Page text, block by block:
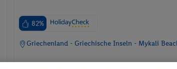
82%
Griechenland - Griechische Inseln - Mykali